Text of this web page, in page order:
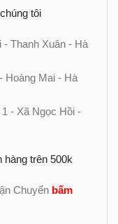
tôi
- Thanh Xuân - Hà
Hoàng Mai - Hà
- Xã Ngọc Hồi -
trên 500k
Chuyển bấm